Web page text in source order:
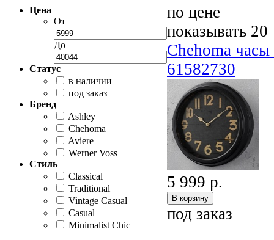
Цена
От
До
Статус
в наличии
под заказ
Бренд
Ashley
Chehoma
Aviere
Werner Voss
Стиль
Classical
Traditional
Vintage Casual
Casual
Minimalist Chic
по цене
показывать 20
Chehoma
61582730
5 999 р.
под заказ